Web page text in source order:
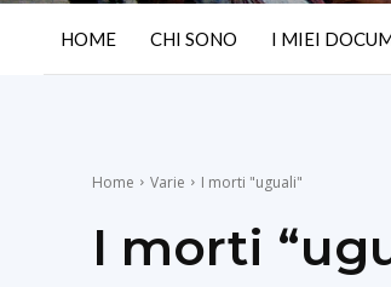
HOME CHI SONO I MIEI
Home Varie I morti "uguali"
I morti